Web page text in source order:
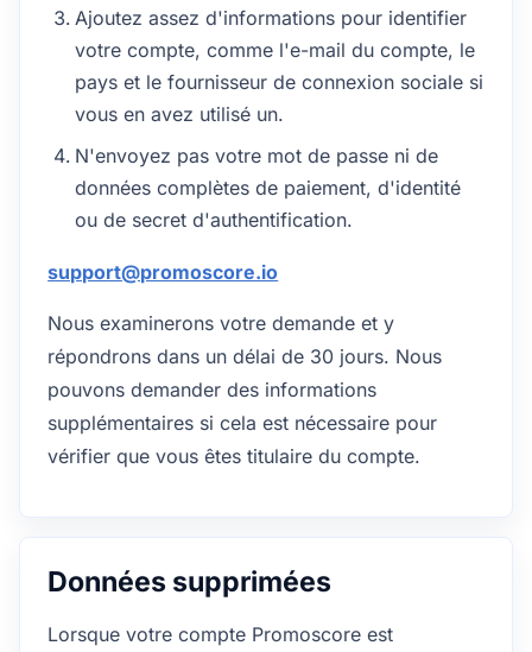
Ajoutez assez d'informations pour identifier
votre compte, comme l'e-mail du compte, le
pays et le fournisseur de connexion sociale si
vous en avez utilisé un.
N'envoyez pas votre mot de passe ni de
données complètes de paiement, d'identité
ou de secret d'authentification.
support@promoscore.io
Nous examinerons votre demande et y
répondrons dans un délai de 30 jours. Nous
pouvons demander des informations
supplémentaires si cela est nécessaire pour
vérifier que vous êtes titulaire du compte.
Données supprimées
Lorsque votre compte Promoscore est